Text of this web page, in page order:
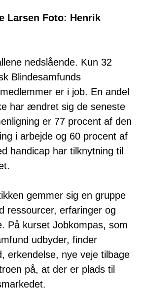
Larsen Foto: Henrik
nedslående. Kun 32
Blindesamfunds
er i job. En andel
har ændret sig de seneste
er 77 procent af den
i arbejde og 60 procent af
handicap har tilknytning til
gemmer sig en gruppe
ressourcer, erfaringer og
På kurset Jobkompas, som
udbyder, finder
erkendelse, nye veje tilbage
på, at der er plads til